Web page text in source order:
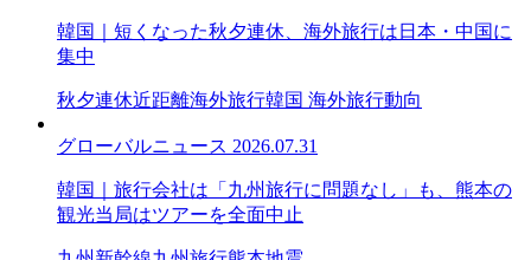
韓国｜短くなった秋夕連休、海外旅行は日本・中国に
集中
秋夕連休近距離海外旅行韓国 海外旅行動向
グローバルニュース 2026.07.31
韓国｜旅行会社は「九州旅行に問題なし」も、熊本の
観光当局はツアーを全面中止